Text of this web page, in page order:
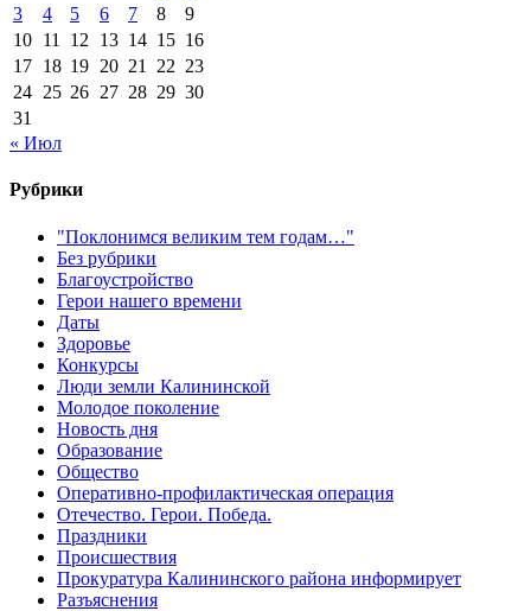
3
4 5 6 7 8
9
10 11 12 13 14 15 16
17 18 19 20 21 22 23
24 25 26 27 28 29 30
31
« Июл
Рубрики
"Поклонимся великим тем годам…"
Без рубрики
Благоустройство
Герои нашего времени
Даты
Здоровье
Конкурсы
Люди земли Калининской
Молодое поколение
Новость дня
Образование
Общество
Оперативно-профилактическая операция
Отечество. Герои. Победа.
Праздники
Происшествия
Прокуратура Калининского района информирует
Разъяснения